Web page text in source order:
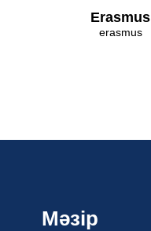
Erasmus
erasmus
Мәзір